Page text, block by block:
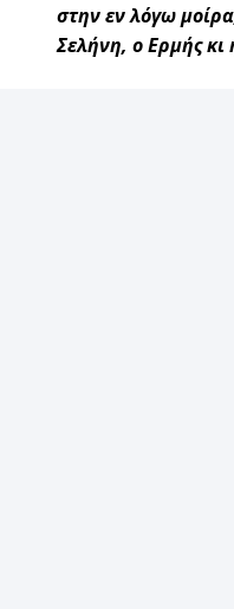
στην εν λόγω
Σελήνη, ο Ερμής κι